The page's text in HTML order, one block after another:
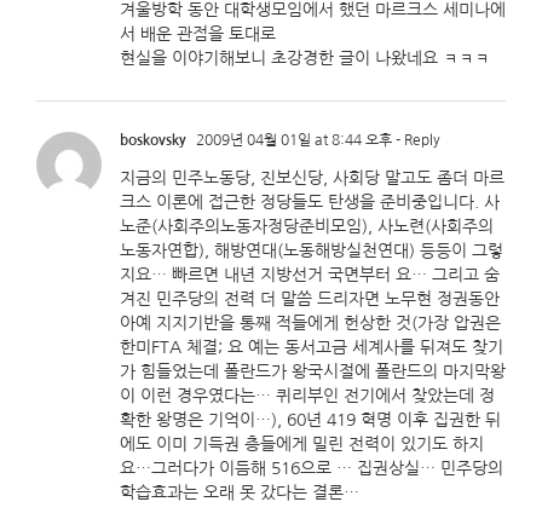
겨울방학 동안 대학생모임에서 했던 마르크스 세미나에
서 배운 관점을 토대로
현실을 이야기해보니 초강경한 글이 나왔네요 ㅋㅋㅋ
boskovsky 2009년 04월 01일 at 8:44 오후 - Reply
지금의 민주노동당, 진보신당, 사회당 말고도 좀더 마르
크스 이론에 접근한 정당들도 탄생을 준비중입니다. 사
노준(사회주의노동자정당준비모임), 사노련(사회주의
노동자연합), 해방연대(노동해방실천연대) 등등이 그렇
지요… 빠르면 내년 지방선거 국면부터 요… 그리고 숨
겨진 민주당의 전력 더 말씀 드리자면 노무현 정권동안
아예 지지기반을 통째 적들에게 헌상한 것(가장 압권은
한미FTA 체결; 요 예는 동서고금 세계사를 뒤져도 찾기
가 힘들었는데 폴란드가 왕국시절에 폴란드의 마지막왕
이 이런 경우였다는… 퀴리부인 전기에서 찾았는데 정
확한 왕명은 기억이…), 60년 419 혁명 이후 집권한 뒤
에도 이미 기득권 층들에게 밀린 전력이 있기도 하지
요…그러다가 이듬해 516으로 … 집권상실… 민주당의
학습효과는 오래 못 갔다는 결론…